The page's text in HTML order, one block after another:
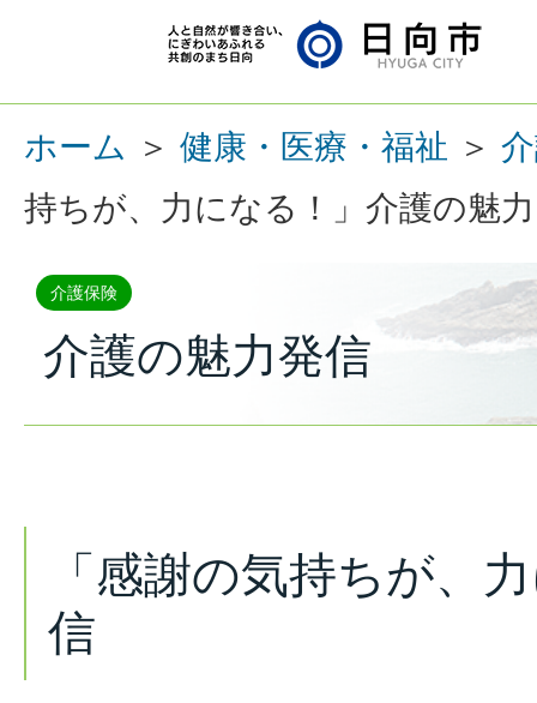
ホーム ＞ 健康・医療・福祉 ＞
持ちが、力になる！」介護の魅
介護保険
介護の魅力発信
「感謝の気持ちが、
信